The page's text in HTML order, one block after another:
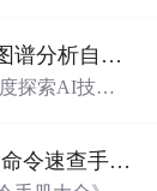
饰器的frozen/
默认值工厂与
同时介绍catt
运行时校
高校技术转移办公室如何通过知识图谱分析自身成果转化瓶颈？.docx
探索AI技术
与产业创新【Linux系统管理】基于场景分类的命令速查手册：涵盖文件处理、权限管理、网络配置及系统监控的全场景操作指南